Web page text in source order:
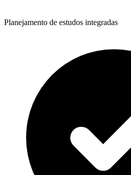
Planejamento de estudos integradas